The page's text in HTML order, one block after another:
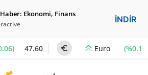
Ekonomi, Finans
İNDİR
47.60 Euro (%0.1)